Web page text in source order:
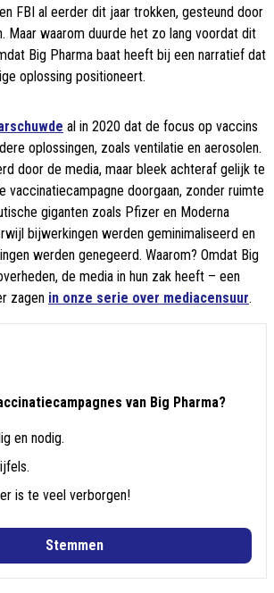
FBI al eerder dit jaar trokken, gesteund door
Maar waarom duurde het zo lang voordat dit
Big Pharma baat heeft bij een narratief dat
oplossing positioneert.
al in 2020 dat de focus op vaccins
oplossingen, zoals ventilatie en aerosolen.
door de media, maar bleek achteraf gelijk te
vaccinatiecampagne doorgaan, zonder ruimte
giganten zoals Pfizer en Moderna
bijwerkingen werden geminimaliseerd en
werden genegeerd. Waarom? Omdat Big
de media in hun zak heeft – een
zagen in onze serie over mediacensuur.
van Big Pharma?
en nodig.
is te veel verborgen!
Stemmen